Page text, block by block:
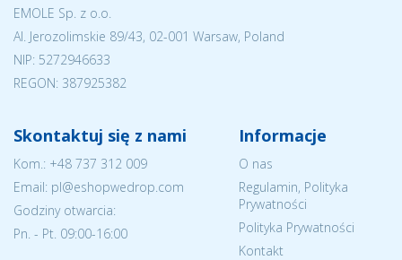
EMOLE Sp. z o.o.
Al. Jerozolimskie 89/43, 02-001 Warsaw, Poland
NIP: 5272946633
REGON: 387925382
Skontaktuj się z nami
Kom.: +48 737 312 009
Email: pl@eshopwedrop.com
Godziny otwarcia:
Pn. - Pt. 09:00-16:00
Informacje
O nas
Regulamin, Polityka
Prywatności
Polityka Prywatności
Kontakt